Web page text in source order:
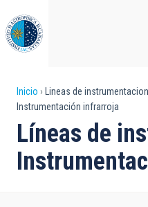
al
contenido
principal
Sobrescribir
enlaces
de
ayuda
Inicio Lineas de instrumentacion
Instrumentación infrarroja
Líneas de